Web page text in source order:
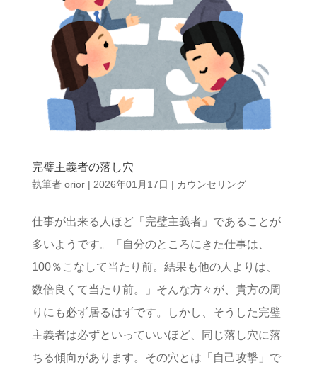
完璧主義者の落し穴
執筆者 orior| 2026年01月17日 | カウンセリング
仕事が出来る人ほど「完璧主義者」であることが
多いようです。「自分のところにきた仕事は、
100％こなして当たり前。結果も他の人よりは、
数倍良くて当たり前。」そんな方々が、貴方の周
りにも必ず居るはずです。しかし、そうした完璧
主義者は必ずといっていいほど、同じ落し穴に落
ちる傾向があります。その穴とは「自己攻撃」で